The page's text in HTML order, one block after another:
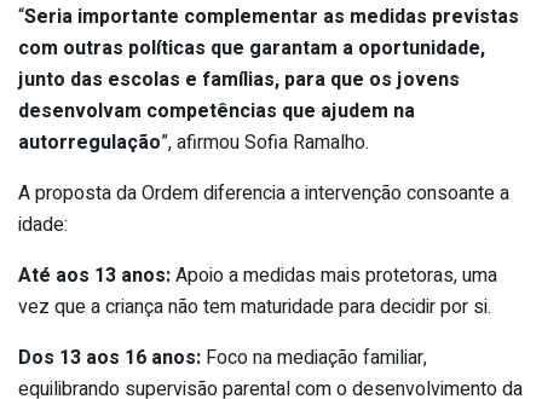
“Seria importante complementar as medidas previstas
com outras políticas que garantam a oportunidade,
junto das escolas e famílias, para que os jovens
desenvolvam competências que ajudem na
autorregulação”, afirmou Sofia Ramalho.
A proposta da Ordem diferencia a intervenção consoante a
idade:
Até aos 13 anos:Apoio a medidas mais protetoras, uma
vez que a criança não tem maturidade para decidir por si.
Dos 13 aos 16 anos: Foco na mediação familiar,
equilibrando supervisão parental com o desenvolvimento da